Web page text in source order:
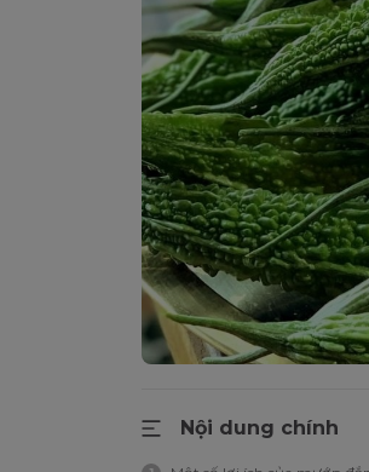
Nội dung chính